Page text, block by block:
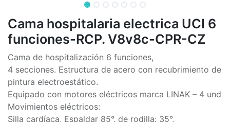
Cama hospitalaria electrica UCI 6
funciones-RCP. V8v8c-CPR-CZ
Cama de hospitalización 6 funciones,
4 secciones. Estructura de acero con recubrimiento de
pintura electroestático.
Equipado con motores eléctricos marca LINAK – 4 und
Movimientos eléctricos:
Silla cardíaca, Espaldar 85°, de rodilla: 35°,